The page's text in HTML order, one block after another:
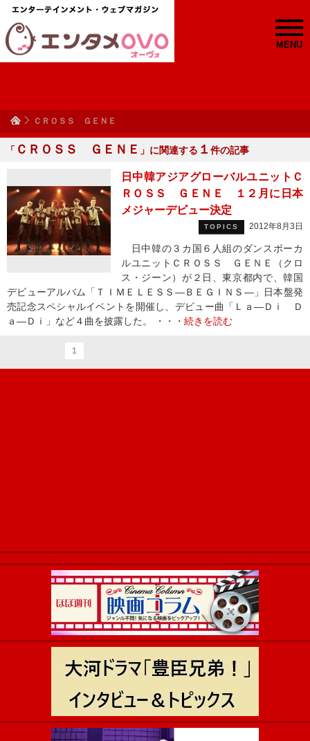
MENU
ＣＲＯＳＳ ＧＥＮＥ
「 ＣＲＯＳＳ ＧＥＮＥ 」に関連する １ 件の記事
日中韓アジアグローバルユニットＣ
ＲＯＳＳ ＧＥＮＥ １２月に日本
メジャーデビュー決定
TOPICS 2012年8月3日
日中韓の３カ国６人組のダンスボーカ
ルユニットＣＲＯＳＳ ＧＥＮＥ（クロ
ス・ジーン）が２日、東京都内で、韓国
デビューアルバム「ＴＩＭＥＬＥＳＳ―ＢＥＧＩＮＳ―」日本盤発
売記念スペシャルイベントを開催し、デビュー曲「Ｌａ―Ｄｉ Ｄ
ａ―Ｄｉ」など４曲を披露した。 ・・・ 続きを読む
1